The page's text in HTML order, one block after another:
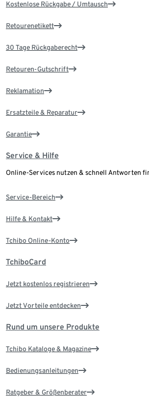
Kostenlose Rückgabe / Umtausch
Retourenetikett
30 Tage Rückgaberecht
Retouren-Gutschrift
Reklamation
Ersatzteile & Reparatur
Garantie
Service & Hilfe
Online-Services nutzen & schnell Antworten
Service-Bereich
Hilfe & Kontakt
Tchibo Online-Konto
TchiboCard
Jetzt kostenlos registrieren
Jetzt Vorteile entdecken
Rund um unsere Produkte
Tchibo Kataloge & Magazine
Bedienungsanleitungen
Ratgeber & Größenberater